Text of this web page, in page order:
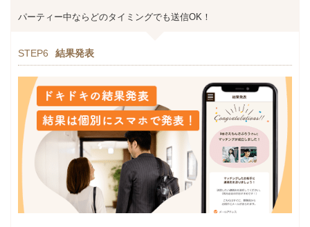
パーティー中ならどのタイミングでも送信OK！
STEP6 結果発表